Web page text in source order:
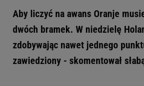
Aby liczyć na awans Oranje
dwóch bramek. W niedzielę
zdobywając nawet jednego
zawiedziony - skomentował